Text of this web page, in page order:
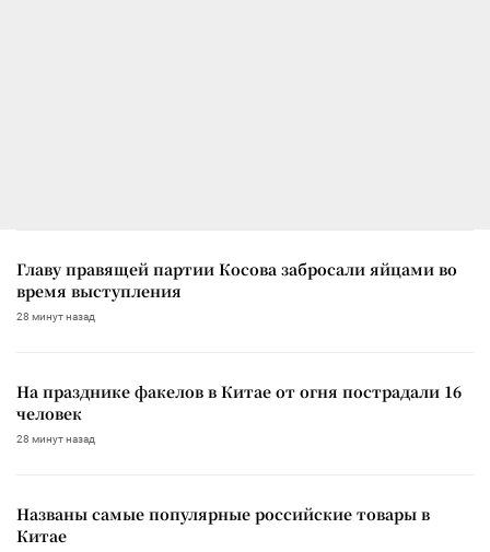
Главу правящей партии Косова забросали яйцами во
время выступления
28 минут назад
На празднике факелов в Китае от огня пострадали 16
человек
28 минут назад
Названы самые популярные российские товары в
Китае